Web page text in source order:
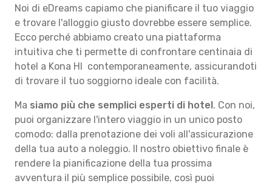
Noi di eDreams capiamo che pianificare il tuo viaggio
e trovare l'alloggio giusto dovrebbe essere semplice.
Ecco perché abbiamo creato una piattaforma
intuitiva che ti permette di confrontare centinaia di
hotel a Kona HI contemporaneamente, assicurandoti
di trovare il tuo soggiorno ideale con facilità.
Ma siamo più che semplici esperti di hotel. Con noi,
puoi organizzare l'intero viaggio in un unico posto
comodo: dalla prenotazione dei voli all'assicurazione
della tua auto a noleggio. Il nostro obiettivo finale è
rendere la pianificazione della tua prossima
avventura il più semplice possibile, così puoi